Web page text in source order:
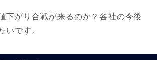
下がり合戦が来るのか？各社の今後
いです。